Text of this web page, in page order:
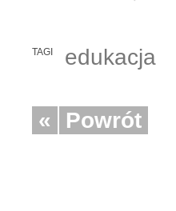
TAGI edukacja
« Powrót